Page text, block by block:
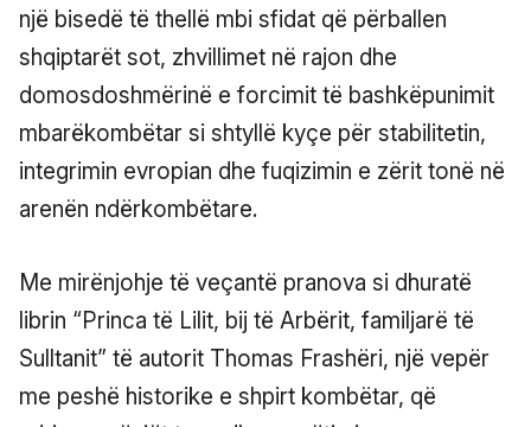
një bisedë të thellë mbi sfidat që përballen
shqiptarët sot, zhvillimet në rajon dhe
domosdoshmërinë e forcimit të bashkëpunimit
mbarëkombëtar si shtyllë kyçe për stabilitetin,
integrimin evropian dhe fuqizimin e zërit tonë në
arenën ndërkombëtare.
Me mirënjohje të veçantë pranova si dhuratë
librin “Princa të Lilit, bij të Arbërit, familjarë të
Sulltanit” të autorit Thomas Frashëri, një vepër
me peshë historike e shpirt kombëtar, që